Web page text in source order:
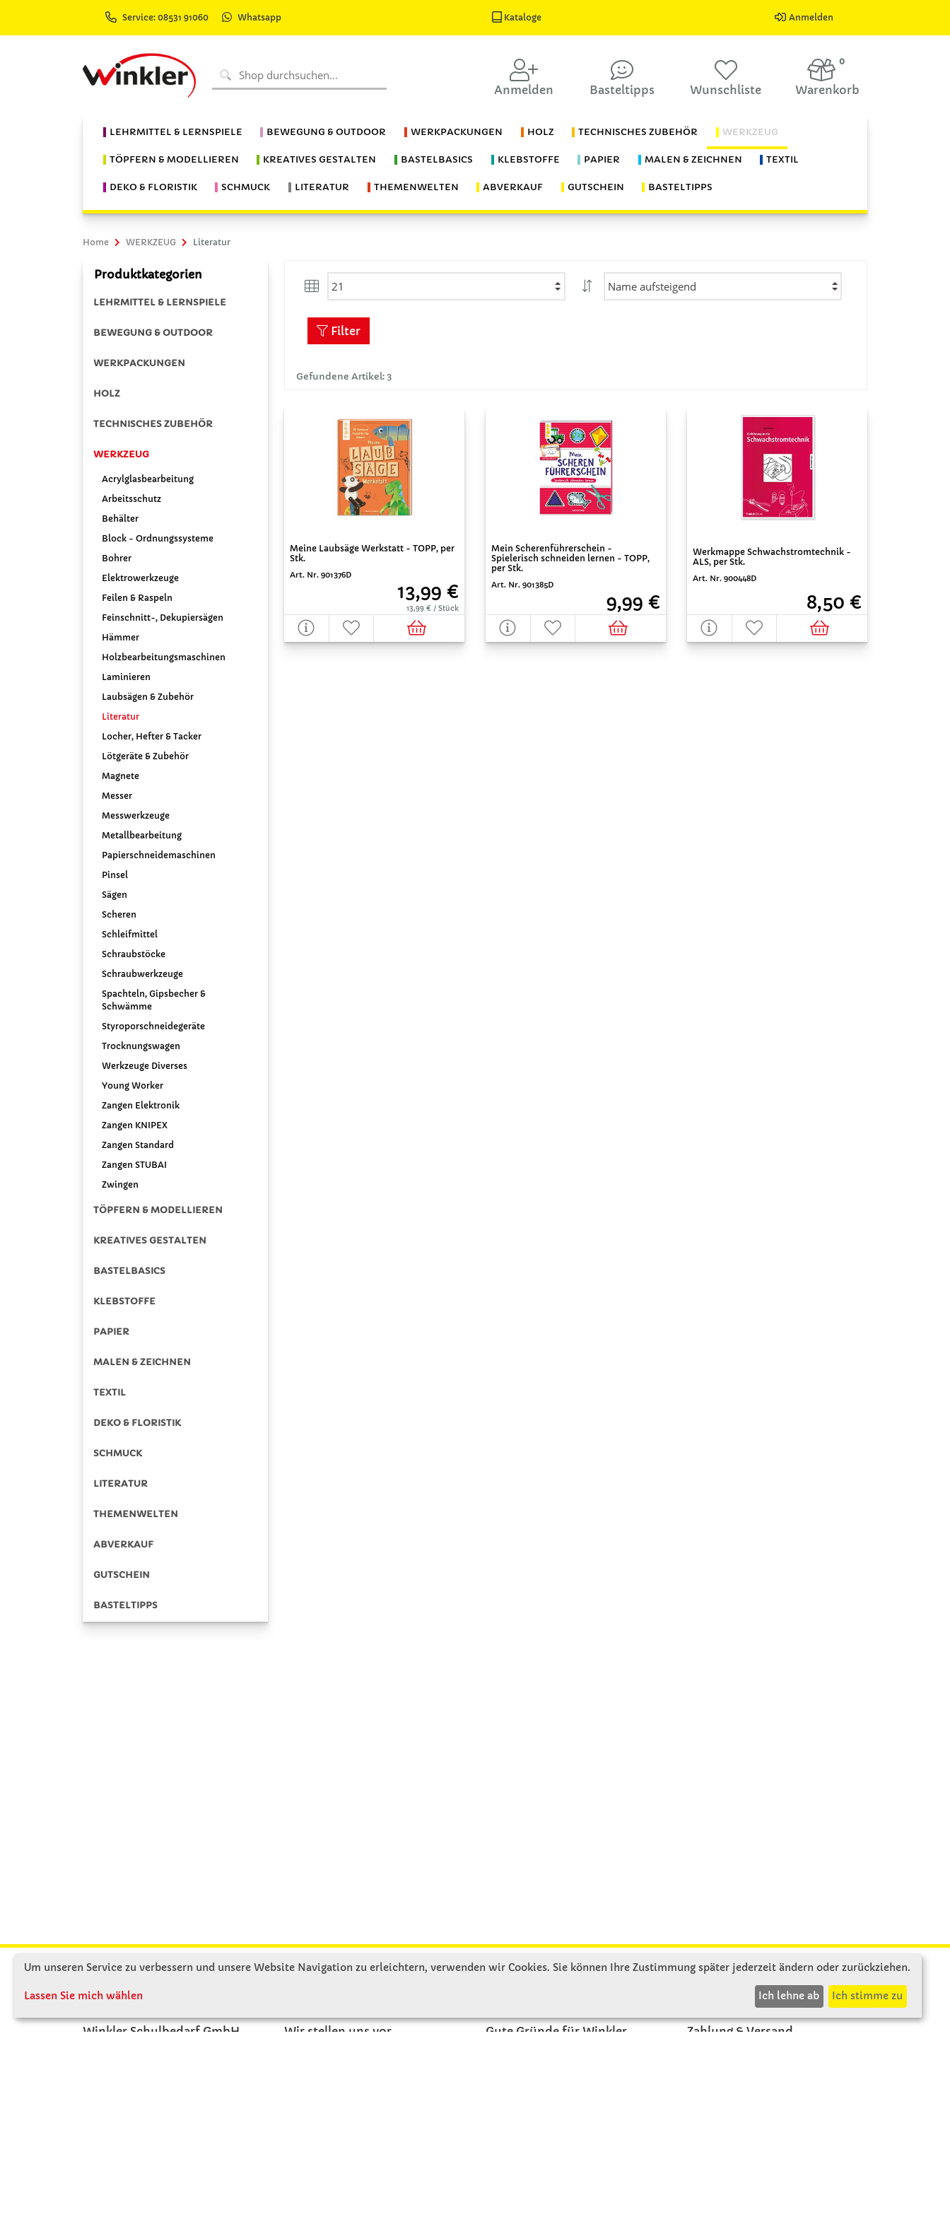
Service: 08531 91060 Whatsapp Kataloge Anmelden
Anmelden Basteltipps Wunschliste
0
Warenkorb
LEHRMITTEL & LERNSPIELE BEWEGUNG & OUTDOOR WERKPACKUNGEN HOLZ TECHNISCHES ZUBEHÖR WERKZEUG
TÖPFERN & MODELLIEREN KREATIVES GESTALTEN BASTELBASICS KLEBSTOFFE PAPIER MALEN & ZEICHNEN TEXTIL
DEKO & FLORISTIK SCHMUCK LITERATUR THEMENWELTEN ABVERKAUF GUTSCHEIN BASTELTIPPS
Home WERKZEUG Literatur
Produktkategorien
LEHRMITTEL & LERNSPIELE
BEWEGUNG & OUTDOOR
WERKPACKUNGEN
HOLZ
TECHNISCHES ZUBEHÖR
WERKZEUG
Acrylglasbearbeitung
Arbeitsschutz
Behälter
Block - Ordnungssysteme
Bohrer
Elektrowerkzeuge
Feilen & Raspeln
Feinschnitt-, Dekupiersägen
Hämmer
Holzbearbeitungsmaschinen
Laminieren
Laubsägen & Zubehör
Literatur
Locher, Hefter & Tacker
Lötgeräte & Zubehör
Magnete
Messer
Messwerkzeuge
Metallbearbeitung
Papierschneidemaschinen
Pinsel
Sägen
Scheren
Schleifmittel
Schraubstöcke
Schraubwerkzeuge
Spachteln, Gipsbecher &
Schwämme
Styroporschneidegeräte
Trocknungswagen
Werkzeuge Diverses
Young Worker
Zangen Elektronik
Zangen KNIPEX
Zangen Standard
Zangen STUBAI
Zwingen
TÖPFERN & MODELLIEREN
KREATIVES GESTALTEN
BASTELBASICS
KLEBSTOFFE
PAPIER
MALEN & ZEICHNEN
TEXTIL
DEKO & FLORISTIK
SCHMUCK
LITERATUR
THEMENWELTEN
ABVERKAUF
GUTSCHEIN
BASTELTIPPS
Gefundene Artikel: 3
Filter
Meine Laubsäge Werkstatt - TOPP, per
Stk.
Art. Nr. 901376D
13,99 €
13,99 € / Stück
Mein Scherenführerschein -
Spielerisch schneiden lernen - TOPP,
per Stk.
Art. Nr. 901385D
9,99 €
Werkmappe Schwachstromtechnik -
ALS, per Stk.
Art. Nr. 900448D
8,50 €
KONTAKT
Winkler Schulbedarf GmbH
Wir stellen uns vor
Gute Gründe für Winkler
Zahlung & Versand
Um unseren Service zu verbessern und unsere Website Navigation zu erleichtern, verwenden wir Cookies. Sie können Ihre Zustimmung später jederzeit ändern oder zurückziehen.
Lassen Sie mich wählen Ich lehne ab Ich stimme zu